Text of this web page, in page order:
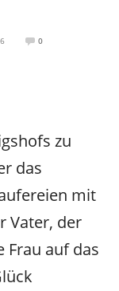
0
zu
das
mit
Vater, der
Frau auf das